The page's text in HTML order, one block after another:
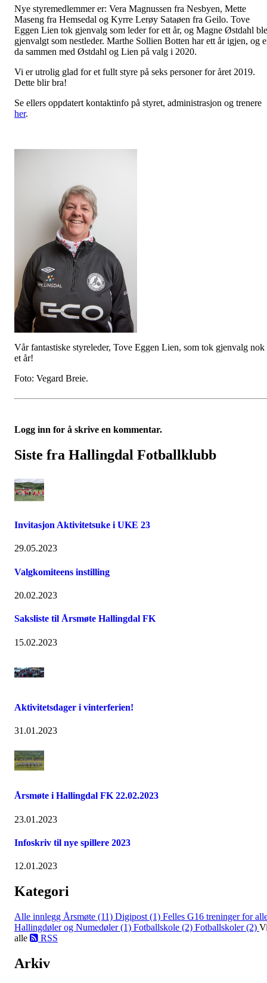
Nye styremedlemmer er: Vera Magnussen fra Nesbyen, Mette
Maseng fra Hemsedal og Kyrre Lerøy Sataøen fra Geilo. Tove
Eggen Lien tok gjenvalg som leder for ett år, og Magne Østdahl ble
gjenvalgt som nestleder. Marthe Sollien Botten har ett år igjen, og
da sammen med Østdahl og Lien på valg i 2020.
Vi er utrolig glad for et fullt styre på seks personer for året 2019.
Dette blir bra!
Se ellers oppdatert kontaktinfo på styret, administrasjon og trenere
her.
Vår fantastiske styreleder, Tove Eggen Lien, som tok gjenvalg nok
et år!
Foto: Vegard Breie.
Logg inn for å skrive en kommentar.
Siste fra Hallingdal Fotballklubb
Invitasjon Aktivitetsuke i UKE 23
29.05.2023
Valgkomiteens instilling
20.02.2023
Saksliste til Årsmøte Hallingdal FK
15.02.2023
Aktivitetsdager i vinterferien!
31.01.2023
Årsmøte i Hallingdal FK 22.02.2023
23.01.2023
Infoskriv til nye spillere 2023
12.01.2023
Kategori
Alle innlegg Årsmøte (11) Digipost (1) Felles G16 treninger for
Hallingdøler og Numedøler (1) Fotballskole (2) Fotballskoler (2)
alle
RSS
Arkiv